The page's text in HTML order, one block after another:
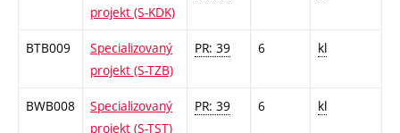
projekt (S-KDK)
BTB009
Specializovaný
projekt (S-TZB)
PR: 39 6 kl
BWB008
Specializovaný
projekt (S-TST)
PR: 39 6 kl